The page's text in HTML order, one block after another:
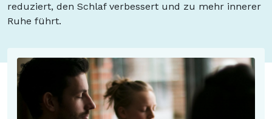
reduziert, den Schlaf verbessert und zu mehr innerer
Ruhe führt.
Und das ist noch nicht alles ...